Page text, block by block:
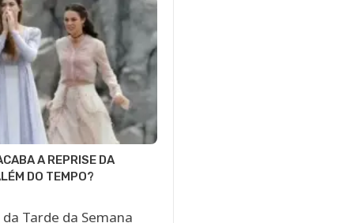
A REPRISE DA
DO TEMPO?